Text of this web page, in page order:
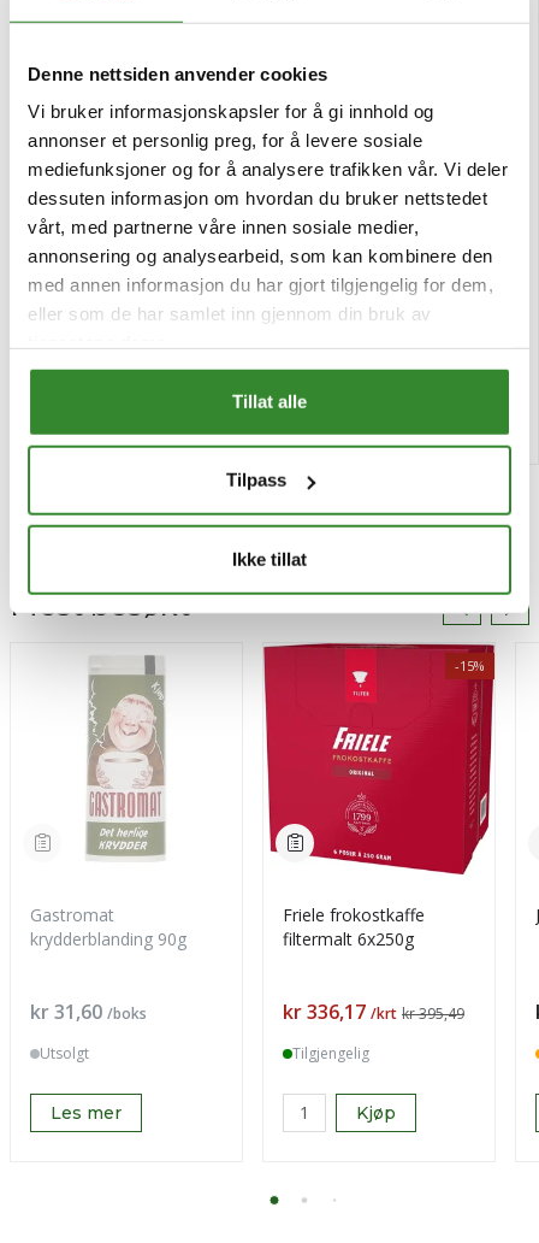
Denne nettsiden anvender cookies
Vi bruker informasjonskapsler for å gi innhold og
annonser et personlig preg, for å levere sosiale
mediefunksjoner og for å analysere trafikken vår. Vi deler
dessuten informasjon om hvordan du bruker nettstedet
vårt, med partnerne våre innen sosiale medier,
annonsering og analysearbeid, som kan kombinere den
med annen informasjon du har gjort tilgjengelig for dem,
eller som de har samlet inn gjennom din bruk av
Tillat alle
Tilpass
Ikke tillat
Ingefær krydderpure 750g
Pris
kr 166,46 /stk
Bestillingsvare
Ajvar mild 350g
Pris
kr 62,79 /stk
Tilgjengelig
Mest besøkt
Gastromat
krydderblanding 90g
Pris
kr 31,60 /boks
Utsolgt
Les mer
-15%
Friele frokostkaffe
filtermalt 6x250g
Pris
kr 336,17 /krt kr 395,49
Tilgjengelig
Kjøp